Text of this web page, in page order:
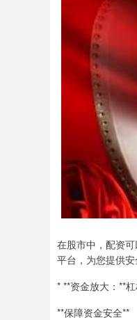
在股市中，配资
平台，为您提供安
* **资金放大：**
**保障资金安全**